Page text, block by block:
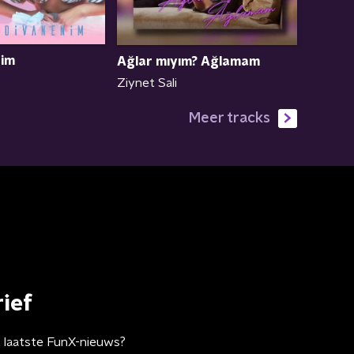
Ağlar mıyım? Ağlamam
Ziynet Sali
Meer tracks
FunX-nieuws?